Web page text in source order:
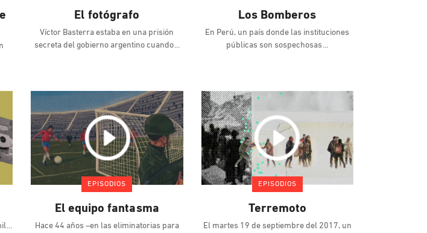
El fotógrafo
Víctor Basterra estaba en una prisión
secreta del gobierno argentino cuando
Los Bomberos
En Perú, un país donde las instituciones
públicas son sospechosas
EPISODIOS
El equipo fantasma
Hace 44 años –en las eliminatorias para
EPISODIOS
Terremoto
El martes 19 de septiembre del 2017, un